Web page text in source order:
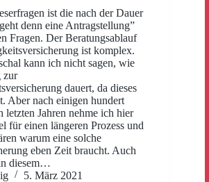
ist die nach der Dauer
denn eine Antragstellung”
Fragen. Der Beratungsablauf
ist komplex.
kann ich nicht sagen, wie
zur
dauert, da dieses
Aber nach einigen hundert
letzten Jahren nehme ich hier
für einen längeren Prozess und
warum eine solche
eben Zeit braucht. Auch
diesem…
5. März 2021